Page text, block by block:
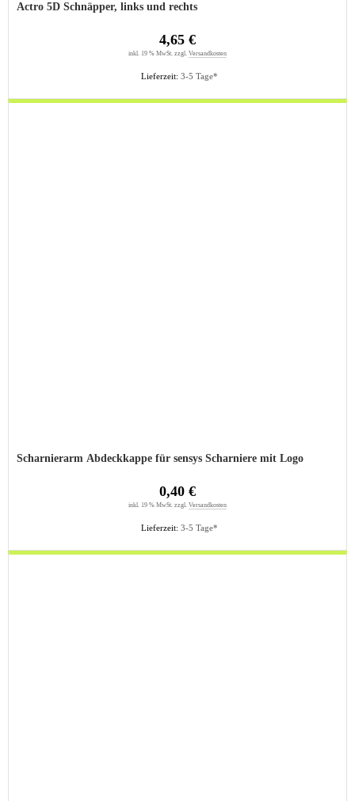
Actro 5D Schnäpper, links und rechts
Lieferzeit: 3-5 Tage*
4,65 €
inkl. 19 % MwSt. zzgl. Versandkosten
Scharnierarm Abdeckkappe für sensys Scharniere mit Logo
Lieferzeit: 3-5 Tage*
0,40 €
inkl. 19 % MwSt. zzgl. Versandkosten